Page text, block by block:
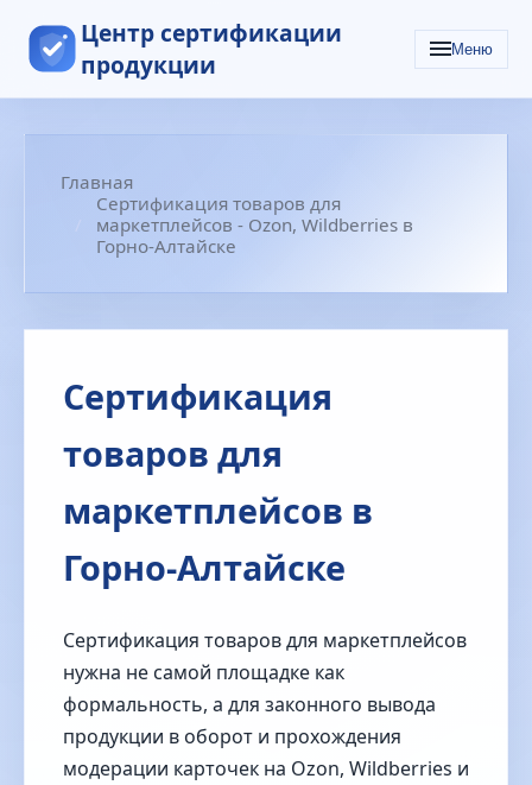
Центр сертификации
продукции
Меню
Главная
Сертификация товаров для
маркетплейсов - Ozon, Wildberries в
Горно-Алтайске
Сертификация
товаров для
маркетплейсов в
Горно-Алтайске
Сертификация товаров для маркетплейсов
нужна не самой площадке как
формальность, а для законного вывода
продукции в оборот и прохождения
модерации карточек на Ozon, Wildberries и